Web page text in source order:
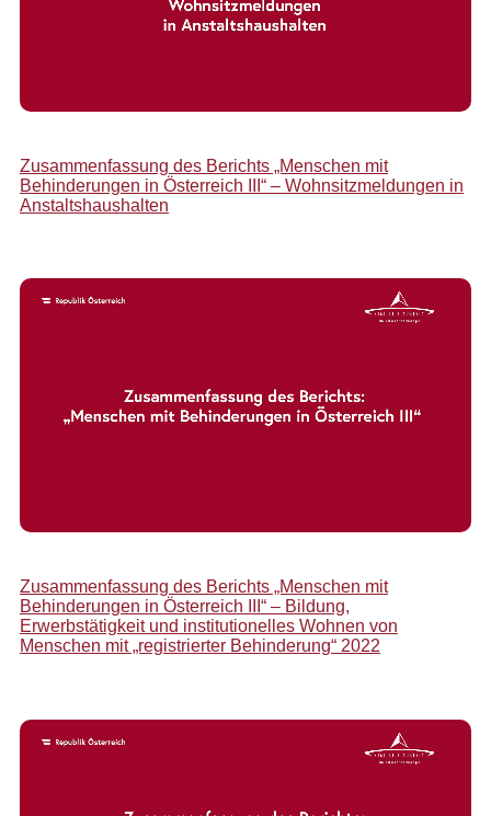
Zusammenfassung des Berichts „Menschen mit
Behinderungen in Österreich III“ – Wohnsitzmeldungen in
Anstaltshaushalten
Zusammenfassung des Berichts „Menschen mit
Behinderungen in Österreich III“ – Bildung,
Erwerbstätigkeit und institutionelles Wohnen von
Menschen mit „registrierter Behinderung“ 2022